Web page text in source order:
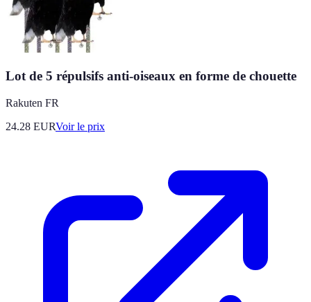
Lot de 5 répulsifs anti-oiseaux en forme de chouette
Rakuten FR
24.28 EURVoir le prix